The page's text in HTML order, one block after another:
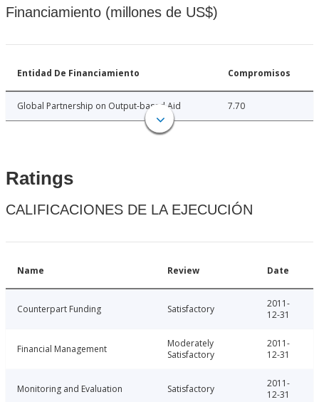
Financiamiento (millones de US$)
Entidad De Financiamiento Compromisos
Global Partnership on Output-based Aid 7.70
Ratings
CALIFICACIONES DE LA EJECUCIÓN
Name Review Date
Counterpart Funding Satisfactory
2011-
12-31
Financial Management
Moderately
Satisfactory
2011-
12-31
Monitoring and Evaluation Satisfactory
2011-
12-31